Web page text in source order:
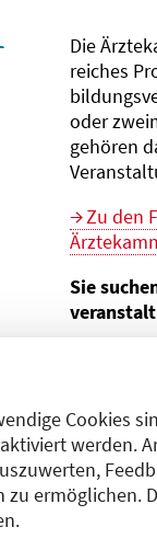
Cookies
werden.
ermöglichen.
Die
reiches
oder
gehören
Zu den
Sie
Sie sind
Im